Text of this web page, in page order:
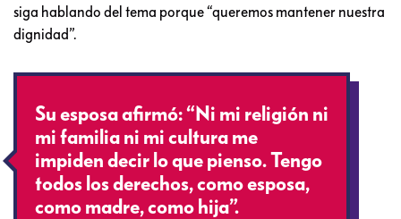
siga hablando del tema porque “queremos mantener nuestra
dignidad”.
Su esposa afirmó: “Ni mi religión ni
mi familia ni mi cultura me
impiden decir lo que pienso. Tengo
todos los derechos, como esposa,
como madre, como hija”.